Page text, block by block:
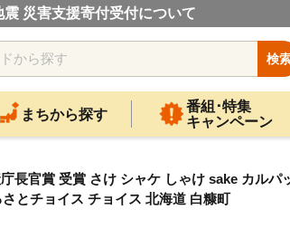
災害支援寄付受付について
検
まちから探す
番組･特集
キャンペーン
官賞 受賞 さけ シャケ しゃけ sake カル
とチョイス チョイス 北海道 白糠町